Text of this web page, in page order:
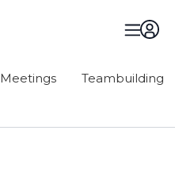
Meetings Teambuilding